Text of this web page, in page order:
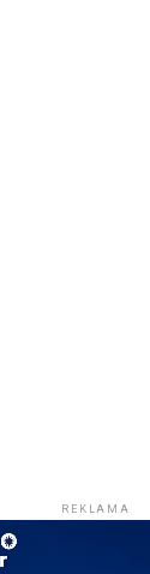
REKLAMA